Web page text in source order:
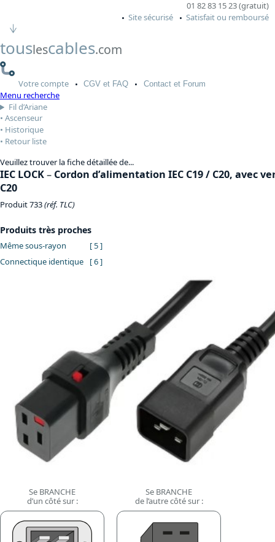
01 82 83 15 23 (gratuit)
Site sécurisé
Satisfait ou remboursé
touslescables.com
Votrecompte CGV et FAQ Contactet Forum
Menu recherche
Fil d’Ariane
Ascenseur
Historique
Retour liste
Veuillez trouver la fiche détaillée de...
IEC LOCK– Cordon d’alimentation IEC C19 / C20, avec
C20
Produit 733(réf. TLC)
Produits très proches
Même sous-rayon
[ 5 ]
Connectique identique
[ 6 ]
Se BRANCHE
d’un côté sur :
Se BRANCHE
de l’autre côté sur :